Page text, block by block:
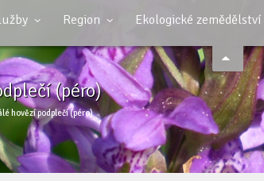
Region Ekologické zemědělství
(péro)
hovězí podplečí (péro)